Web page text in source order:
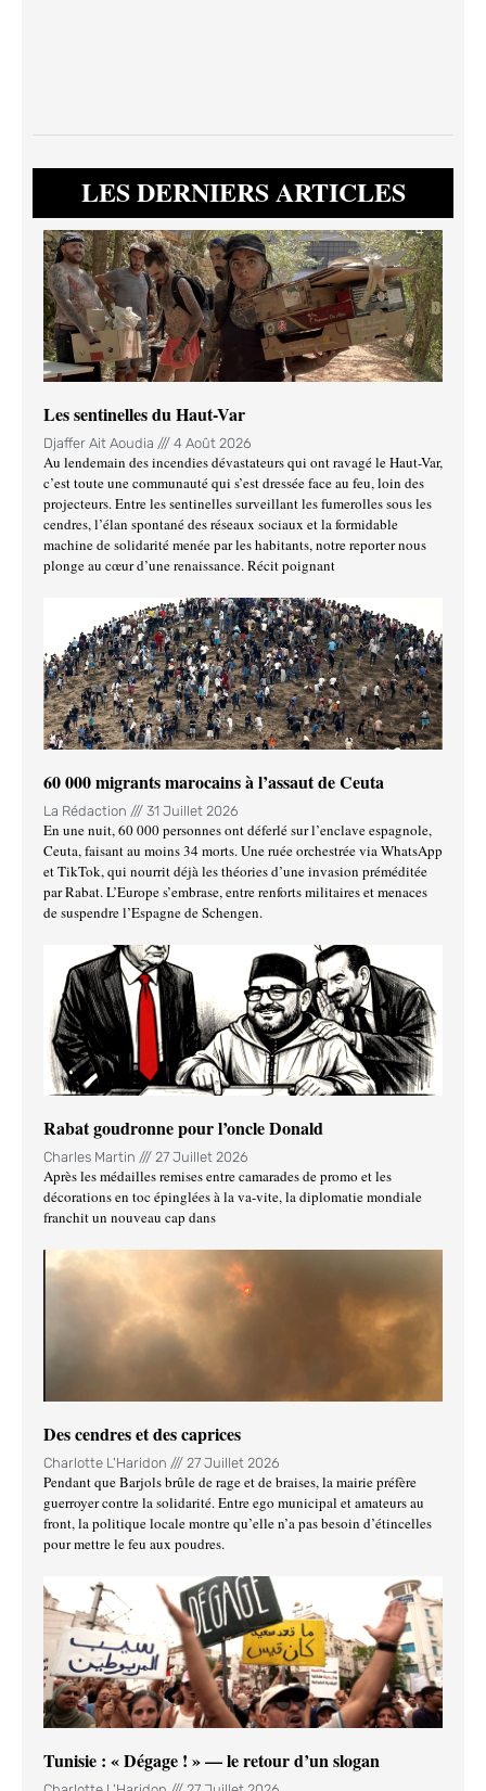
LES DERNIERS ARTICLES
Les sentinelles du Haut-Var
Djaffer Ait Aoudia 4 Août 2026
Au lendemain des incendies dévastateurs qui ont ravagé le Haut-Var,
c’est toute une communauté qui s’est dressée face au feu, loin des
projecteurs. Entre les sentinelles surveillant les fumerolles sous les
cendres, l’élan spontané des réseaux sociaux et la formidable
machine de solidarité menée par les habitants, notre reporter nous
plonge au cœur d’une renaissance. Récit poignant
60 000 migrants marocains à l’assaut de Ceuta
La Rédaction 31 Juillet 2026
En une nuit, 60 000 personnes ont déferlé sur l’enclave espagnole,
Ceuta, faisant au moins 34 morts. Une ruée orchestrée via WhatsApp
et TikTok, qui nourrit déjà les théories d’une invasion préméditée
par Rabat. L’Europe s’embrase, entre renforts militaires et menaces
de suspendre l’Espagne de Schengen.
Rabat goudronne pour l’oncle Donald
Charles Martin 27 Juillet 2026
Après les médailles remises entre camarades de promo et les
décorations en toc épinglées à la va-vite, la diplomatie mondiale
franchit un nouveau cap dans
Des cendres et des caprices
Charlotte L'Haridon 27 Juillet 2026
Pendant que Barjols brûle de rage et de braises, la mairie préfère
guerroyer contre la solidarité. Entre ego municipal et amateurs au
front, la politique locale montre qu’elle n’a pas besoin d’étincelles
pour mettre le feu aux poudres.
Tunisie : « Dégage ! » — le retour d’un slogan